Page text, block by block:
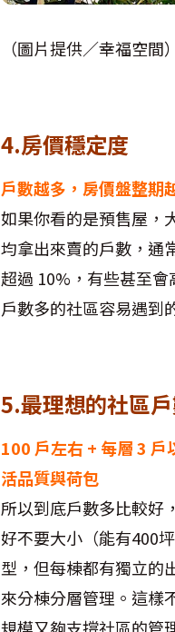
（圖片提供／幸福空間）
4.房價穩定度
戶數越多，房價盤整期
如果你看的是預售屋，
均拿出來賣的戶數，通
超過 10%，有些甚至
戶數多的社區容易遇到
5.最理想的社區
100 戶左右 + 每層 3 戶
活品質與荷包
所以到底戶數多比較好
好不要大小（能有400
型，但每棟都有獨立的
來分棟分層管理。這樣